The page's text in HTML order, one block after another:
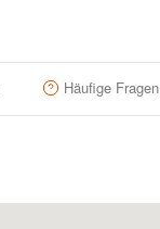
Häufige Fragen